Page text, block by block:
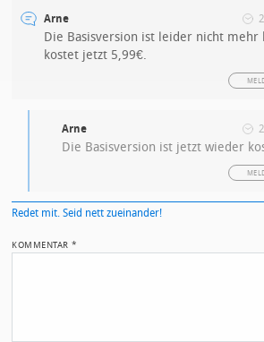
Arne
Die Basisversion ist leider nicht mehr
kostet jetzt 5,99€.
Arne
Die Basisversion ist jetzt wieder
Redet mit. Seid nett zueinander!
KOMMENTAR*